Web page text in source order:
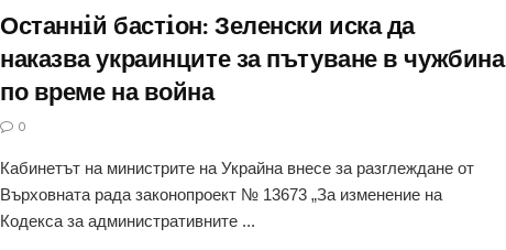
Останнiй бастiон: Зеленски иска да
наказва украинците за пътуване в чужбина
по време на война
0
Кабинетът на министрите на Украйна внесе за разглеждане от
Върховната рада законопроект № 13673 „За изменение на
Кодекса за административните ...